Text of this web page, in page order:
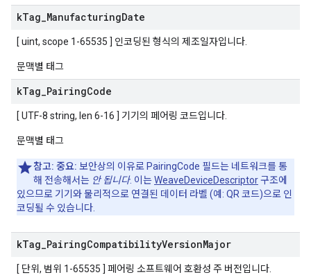
kTag ManufacturingDate
[ uint, scope 1-65535 ] 인코딩된 형식의 제조일자입니다.
문맥별 태그
kTag PairingCode
[ UTF-8 string, len 6-16 ] 기기의 페어링 코드입니다.
문맥별 태그
참고: 중요: 보안상의 이유로 PairingCode 필드는 네트워크를 통
해 전송해서는 안 됩니다. 이는WeaveDeviceDescriptor구조에
있으므로 기기와 물리적으로 연결된 데이터 라벨 (예: QR 코드)으로 인
코딩될 수 있습니다.
kTag PairingCompatibilityVersionMajor
[ 단위, 범위 1-65535 ] 페어링 소프트웨어 호환성 주 버전입니다.